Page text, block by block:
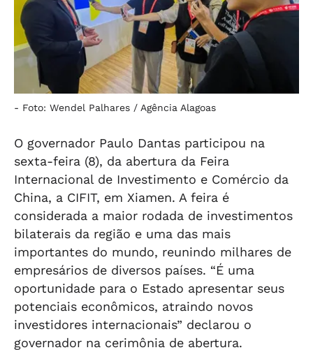
- Foto: Wendel Palhares / Agência Alagoas
O governador Paulo Dantas participou na
sexta-feira (8), da abertura da Feira
Internacional de Investimento e Comércio da
China, a CIFIT, em Xiamen. A feira é
considerada a maior rodada de investimentos
bilaterais da região e uma das mais
importantes do mundo, reunindo milhares de
empresários de diversos países. “É uma
oportunidade para o Estado apresentar seus
potenciais econômicos, atraindo novos
investidores internacionais” declarou o
governador na cerimônia de abertura.